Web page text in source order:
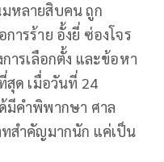
หลายสิบคน ถูก
ารร้าย อั้งยี่ ซ่องโจร
ารเลือกตั้ง และข้อหา
ด เมื่อวันที่ 24
มีคำพิพากษา ศาล
สำคัญมากนัก แค่เป็น